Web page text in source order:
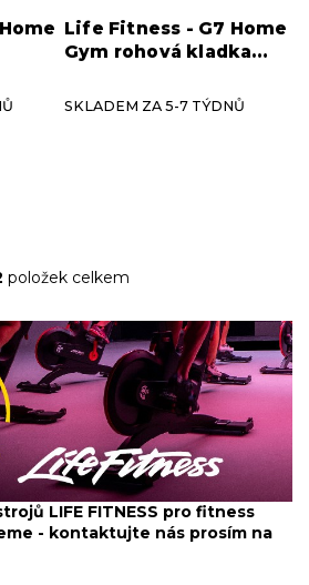
Life Fitness - G7 Home
Gym rohová kladka
SKLADEM ZA 5-7 TÝDNŮ
O
l
á
d
a
c
í
p
r
v
k
y
položek celkem
LIFE FITNESS pro fitness
- kontaktujte nás prosím na